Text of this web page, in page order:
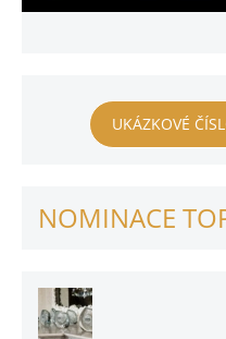
UKÁZKOVÉ
NOMINACE